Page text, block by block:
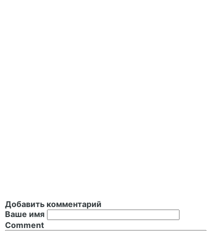
Добавить комментарий
Ваше имя
Comment